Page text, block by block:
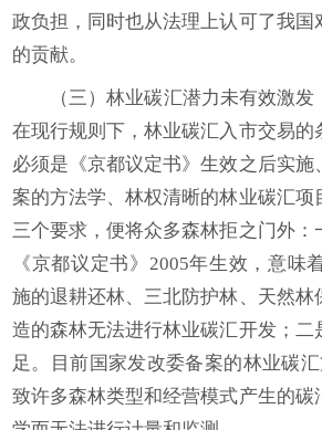
政负担，同时也从法理上认可了我国
的贡献。
（三）林业碳汇潜力未有效激发
在现行规则下，林业碳汇入市交易的
必须是《京都议定书》生效之后实施
案的方法学、林权清晰的林业碳汇项
三个要求，便将众多森林拒之门外：
《京都议定书》2005年生效，意味
施的退耕还林、三北防护林、天然林
造的森林无法进行林业碳汇开发；二
足。目前国家发改委备案的林业碳
致许多森林类型和经营模式产生的碳